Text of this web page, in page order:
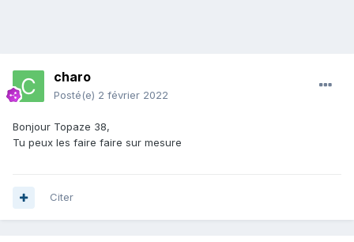
charo
Posté(e) 2 février 2022
Bonjour Topaze 38,
Tu peux les faire faire sur mesure
Citer